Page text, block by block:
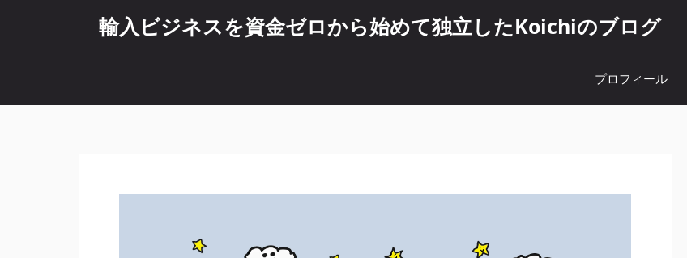
へ
輸入ビジネスを資金ゼロから始めて独立したKoichiのブログ
プロフィール